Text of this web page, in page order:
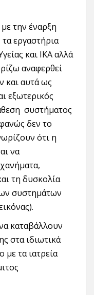
την έναρξη
εργαστήρια
και ΙΚΑ αλλά
αναφερθεί
και αυτά ως
εξωτερικός
συστήματος
δεν το
ότι η
να
τη δυσκολία
συστημάτων
καταβάλλουν
στα ιδιωτικά
με τα ιατρεία